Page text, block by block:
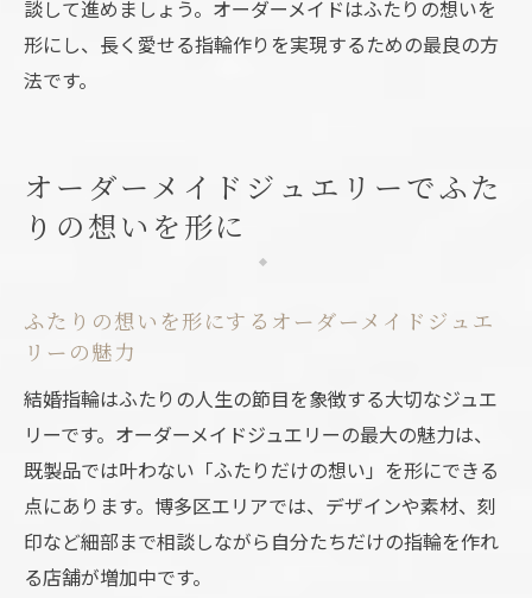
談して進めましょう。オーダーメイドはふたりの想いを
形にし、長く愛せる指輪作りを実現するための最良の方
法です。
オーダーメイドジュエリーでふた
りの想いを形に
ふたりの想いを形にするオーダーメイドジュエ
リーの魅力
結婚指輪はふたりの人生の節目を象徴する大切なジュエ
リーです。オーダーメイドジュエリーの最大の魅力は、
既製品では叶わない「ふたりだけの想い」を形にできる
点にあります。博多区エリアでは、デザインや素材、刻
印など細部まで相談しながら自分たちだけの指輪を作れ
る店舗が増加中です。